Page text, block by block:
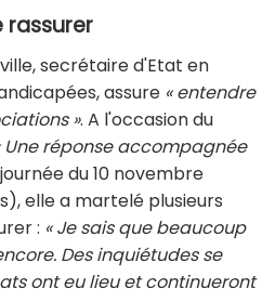
rassurer
secrétaire d'Etat en
assure « entendre
». A l'occasion du
Une réponse accompagnée
du 10 novembre
elle a martelé plusieurs
: « Je sais que beaucoup
Des inquiétudes se
ont eu lieu et continueront